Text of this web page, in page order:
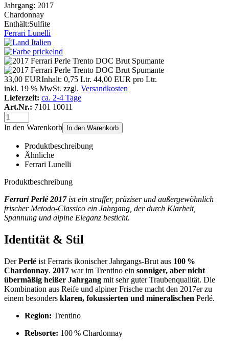
Jahrgang: 2017
Chardonnay
Enthält:Sulfite
Ferrari Lunelli
33,00 EURInhalt: 0,75 Ltr. 44,00 EUR pro Ltr.
inkl. 19 % MwSt. zzgl. Versandkosten
Lieferzeit: ca. 2-4 Tage
Art.Nr.: 7101 10011
In den Warenkorb In den Warenkorb
Produktbeschreibung
Ähnliche
Ferrari Lunelli
Produktbeschreibung
Ferrari Perlé 2017ist ein straffer, präziser und außergewöhnlich
frischer Metodo‑Classico ein Jahrgang, der durch Klarheit,
Spannung und alpine Eleganz besticht.
Identität & Stil
DerPerlé ist Ferraris ikonischer Jahrgangs‑Brut aus 100 %
Chardonnay. 2017 war im Trentino ein sonniger, aber nicht
übermäßig heißer Jahrgang mit sehr guter Traubenqualität. Die
Kombination aus Reife und alpiner Frische macht den 2017er zu
einem besonders klaren, fokussierten und mineralischen Perlé.
Region: Trentino
Rebsorte: 100 % Chardonnay